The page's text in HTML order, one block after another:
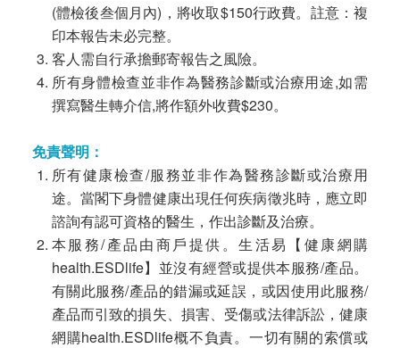
(體檢後叁個月內)，將收取$150行政費。註意：複
印本報告未必完整。
客人需自行承擔郵寄報告之風險。
所有身體檢查並非作為醫務診斷或治療用途,如需
撰寫醫生轉介信,將作額外收費$230。
免責聲明：
所有健康檢查/服務並非作為醫務診斷或治療用
途。當閣下身體健康出現任何疾病徵兆時，應立即
諮詢有認可資格的醫生，作出診斷及治療。
本服務/產品由商戶提供。生活易【健康網購
health.ESDlife】並沒有經營或提供本服務/產品。
有關此服務/產品的錯漏或延誤，或因使用此服務/
產品而引致的損失、損害、受傷或法律訴訟，健康
網購health.ESDlife概不負責。一切有關的索償或